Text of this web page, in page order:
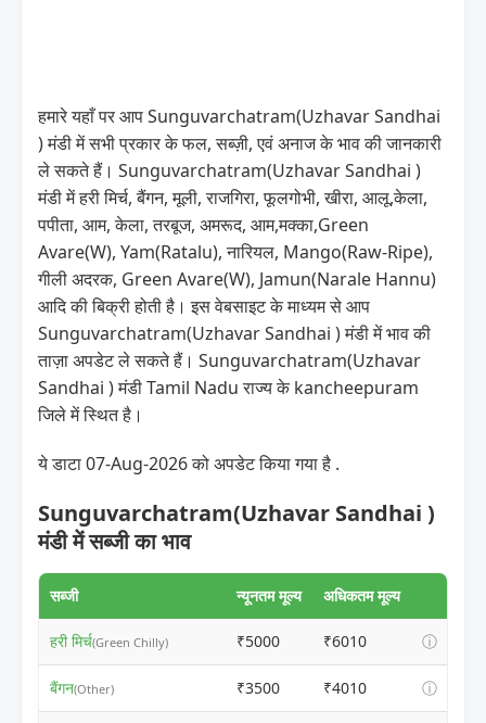
हमारे यहाँ पर आप Sunguvarchatram(Uzhavar Sandhai
) मंडी में सभी प्रकार के फल, सब्ज़ी, एवं अनाज के भाव की जानकारी
ले सकते हैं। Sunguvarchatram(Uzhavar Sandhai )
मंडी में हरी मिर्च, बैंगन, मूली, राजगिरा, फूलगोभी, खीरा, आलू,केला,
पपीता, आम, केला, तरबूज, अमरूद, आम,मक्का,Green
Avare(W), Yam(Ratalu), नारियल, Mango(Raw-Ripe),
गीली अदरक, Green Avare(W), Jamun(Narale Hannu)
आदि की बिक्री होती है। इस वेबसाइट के माध्यम से आप
Sunguvarchatram(Uzhavar Sandhai ) मंडी में भाव की
ताज़ा अपडेट ले सकते हैं। Sunguvarchatram(Uzhavar
Sandhai ) मंडी Tamil Nadu राज्य के kancheepuram
जिले में स्थित है।
ये डाटा 07-Aug-2026 को अपडेट किया गया है .
Sunguvarchatram(Uzhavar Sandhai )
मंडी में सब्जी का भाव
सब्जी न्यूनतम मूल्य अधिकतम मूल्य
हरी मिर्च(Green Chilly) ₹5000 ₹6010 ⓘ
बैंगन(Other) ₹3500 ₹4010 ⓘ